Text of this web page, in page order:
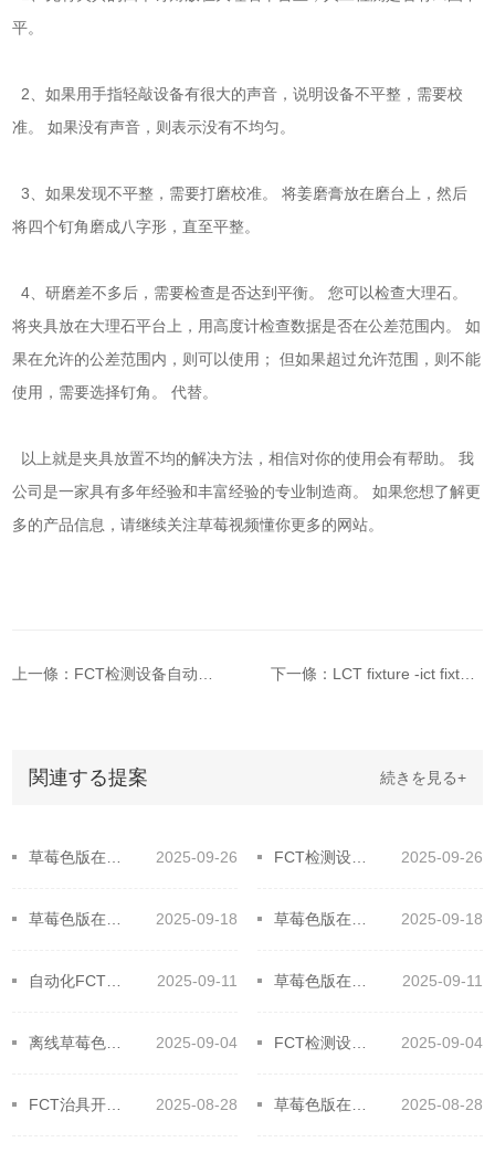
平。
2、如果用手指轻敲设备有很大的声音，说明设备不平整，需要校
准。 如果没有声音，则表示没有不均匀。
3、如果发现不平整，需要打磨校准。 将姜磨膏放在磨台上，然后
将四个钉角磨成八字形，直至平整。
4、研磨差不多后，需要检查是否达到平衡。 您可以检查大理石。
将夹具放在大理石平台上，用高度计检查数据是否在公差范围内。 如
果在允许的公差范围内，则可以使用； 但如果超过允许范围，则不能
使用，需要选择钉角。 代替。
以上就是夹具放置不均的解决方法，相信对你的使用会有帮助。 我
公司是一家具有多年经验和丰富经验的专业制造商。 如果您想了解更
多的产品信息，请继续关注草莓视频懂你更多的网站。
関連する提案 続きを見る+
2025-09-26 2025-09-26
FCT检测设备全流程！高效工作原来如此简单
2025-09-18 2025-09-18
草莓色版在线观看治具制作需要什么设备和材料
2025-09-11 2025-09-11
草莓色版在线观看检测设备的生产辅助优势
2025-09-04 2025-09-04
FCT检测设备它的主要测试对象
2025-08-28 2025-08-28
草莓色版在线观看检测设备针床测试为何测试精度缺乏？